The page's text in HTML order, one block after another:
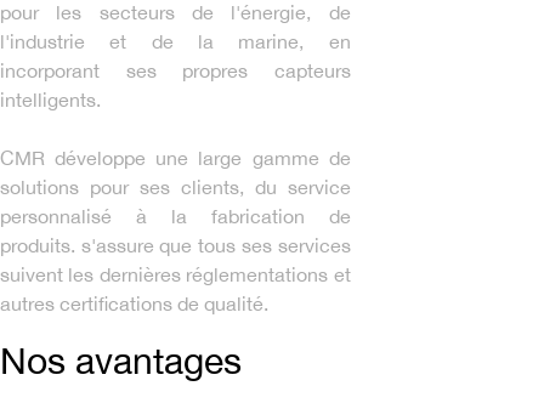
pour les secteurs de l'énergie, de
l'industrie et de la marine, en
incorporant ses propres capteurs
intelligents.
CMR développe une large gamme de
solutions pour ses clients, du service
personnalisé à la fabrication de
produits. s'assure que tous ses services
suivent les dernières réglementations et
autres certifications de qualité.
Nos avantages